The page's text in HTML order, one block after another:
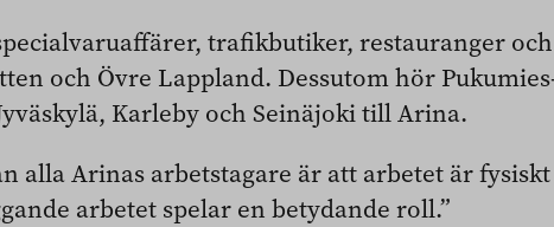
trafikbutiker, restauranger och
och Övre Lappland. Dessutom hör
Karleby och Seinäjoki till Arina.
alla Arinas arbetstagare är att arbetet är fysiskt
arbetet spelar en betydande roll.”